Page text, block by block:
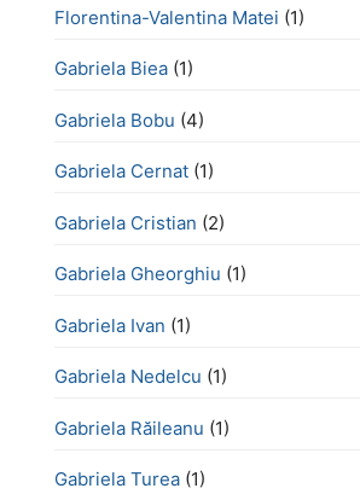
Florentina-Valentina Matei (1)
Gabriela Biea (1)
Gabriela Bobu (4)
Gabriela Cernat (1)
Gabriela Cristian (2)
Gabriela Gheorghiu (1)
Gabriela Ivan (1)
Gabriela Nedelcu (1)
Gabriela Răileanu (1)
Gabriela Turea (1)